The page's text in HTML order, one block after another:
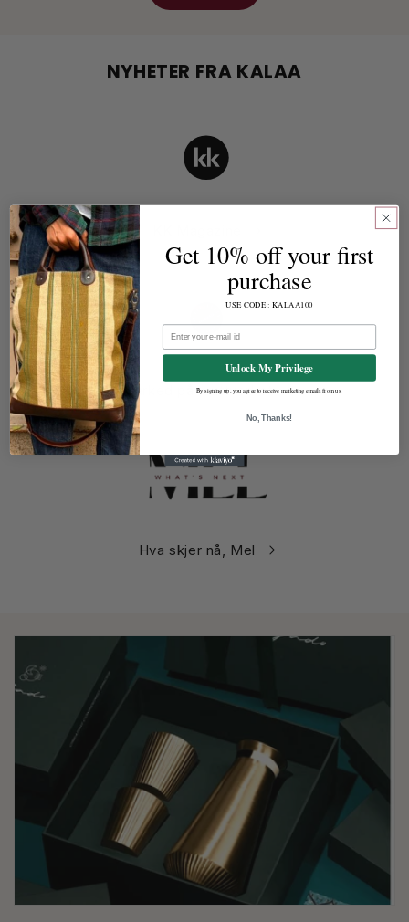
NYHETER FRA KALAA
Marked på kruttverket
Hva skjer nå, Mel
Get 10% off your first
purchase
USE CODE : KALAA100
e-post
Unlock My Privilege
By signing up, you agree to receive marketing emails from us.
No, Thanks!